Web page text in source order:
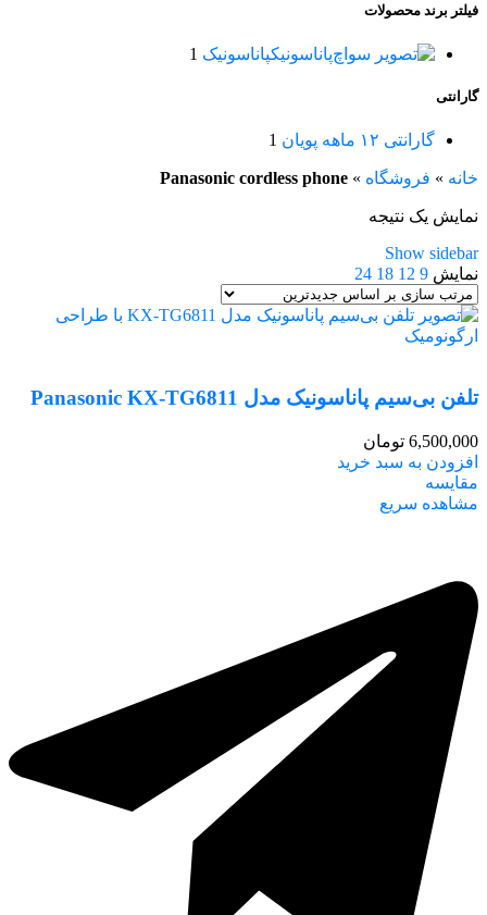
فیلتر برند محصولات
پاناسونیکپاناسونیک 1
گارانتی
گارانتی ۱۲ ماهه پویان 1
خانه » فروشگاه »
Panasonic cordless phone
نمایش یک نتیجه
Show sidebar
نمایش 9
12
18
24
تلفن بی‌سیم پاناسونیک مدل Panasonic KX-TG6811
6,500,000 تومان
افزودن به سبد خرید
مقایسه
مشاهده سریع